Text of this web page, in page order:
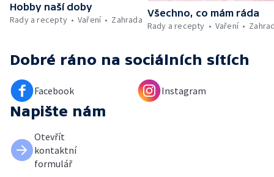
Hobby naší doby
Rady a recepty
Vaření Zahrada
Všechno, co mám ráda
Rady a recepty
Vaření
Dobré ráno na sociálních sítích
Facebook Instagram
Napište nám
Otevřít
kontaktní
formulář